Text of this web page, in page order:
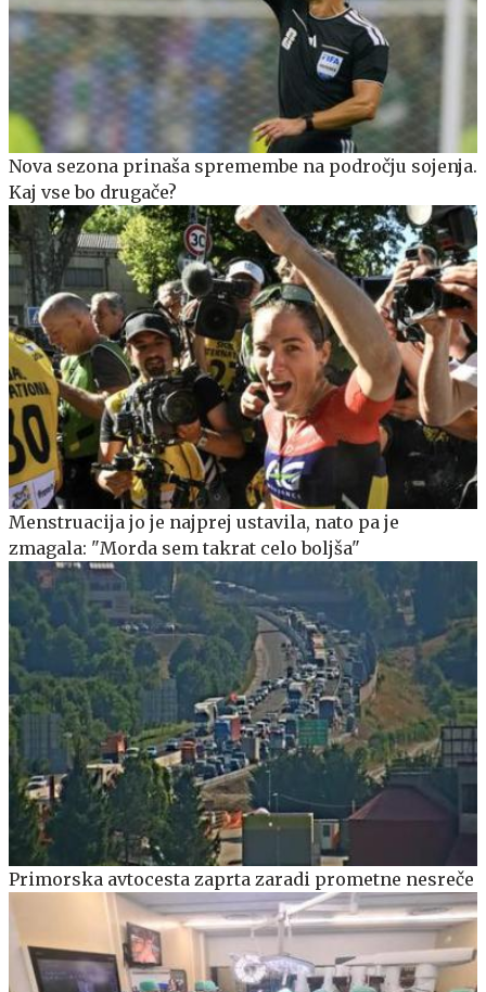
Nova sezona prinaša spremembe na področju sojenja.
Kaj vse bo drugače?
Menstruacija jo je najprej ustavila, nato pa je
zmagala: "Morda sem takrat celo boljša"
Primorska avtocesta zaprta zaradi prometne nesreče